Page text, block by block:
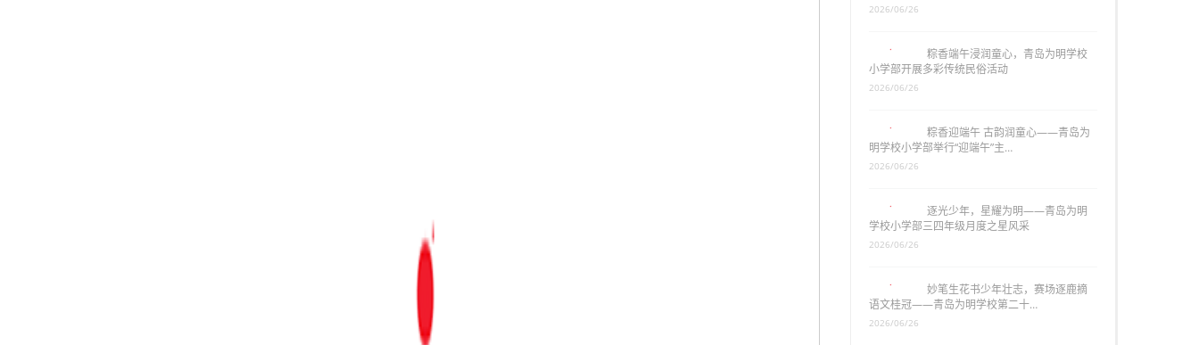
粽香端午浸润童心，青岛为明学校
小学部开展多彩传统民俗活动
粽香迎端午 古韵润童心——青岛为
明学校小学部举行“迎端午”主…
逐光少年，星耀为明——青岛为明
学校小学部三四年级月度之星风采
妙笔生花书少年壮志，赛场逐鹿摘
语文桂冠——青岛为明学校第二十…